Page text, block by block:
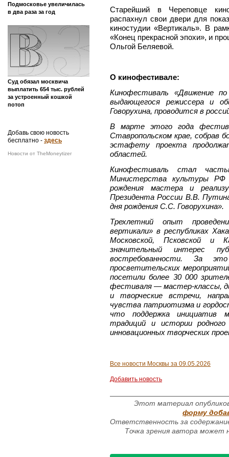
Подмосковье увеличилась
в два раза за год
Суд обязал москвича
выплатить 654 тыс. рублей
за устроенный кошкой
потоп
Добавь свою новость
бесплатно - здесь
Новости от TheMoneytizer
Старейший в Череповце
распахнул свои двери для
киностудии «Вертикаль». В
«Конец прекрасной эпохи», и
Ольгой Беляевой.
О кинофестивале:
Кинофестиваль «Движение
выдающегося режиссера и
Говорухина, проводится в
В марте этого года
Ставропольском крае, собрав
эстафету проекта
областей.
Кинофестиваль стал
Министерства культуры РФ
рождения мастера и
Президента России В.В.
дня рождения С.С. Говорухина».
Трехлетний опыт
вертикали» в республиках
Московской, Псковской и
значительный интерес
востребованности. За
просветительских
посетили более 30 000
фестиваля — мастер-классы,
и творческие встречи,
чувства патриотизма и
что поддержка инициатив
традиций и истории родного
инновационных творческих
Все новости Москвы за 09.05.2026
Добавить новость
Этот материал
форму
Ответственность за
Точка зрения автора может